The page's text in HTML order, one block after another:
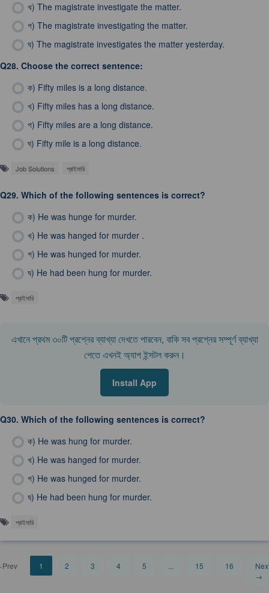
খ) The magistrate investigate the matter.
গ) The magistrate investigating the matter.
ঘ) The magistrate investigates the matter yesterday.
Q28. Choose the correct sentence:
ক) Fifty miles is a long distance.
খ) Fifty miles has a long distance.
গ) Fifty miles are a long distance.
ঘ) Fifty mile is a long distance.
Job Solutions প্রাইমারি
Q29. Which of the following sentences is correct?
ক) He was hunge for murder.
খ) He was hanged for murder .
গ) He was hunged for murder.
ঘ) He had been hung for murder.
প্রাইমারি
এখানে প্রথম ৩০টি প্রশ্নের ব্যাখ্যা দেখতে পারবেন, বাকি সব প্রশ্নের সম্পূর্ণ ব্যাখ্যা
পেতে এখনই অ্যাপ ইন্সটল করুন।
Install App
Q30. Which of the following sentences is correct?
ক) He was hung for murder.
খ) He was hanged for murder.
গ) He was hunged for murder.
ঘ) He had been hung for murder.
প্রাইমারি
1 2 3 4 5 ... 15 16
→